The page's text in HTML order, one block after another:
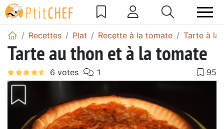
Recettes Plat Recette à la tomate Tarte à la
Tarte au thon et à la tomate